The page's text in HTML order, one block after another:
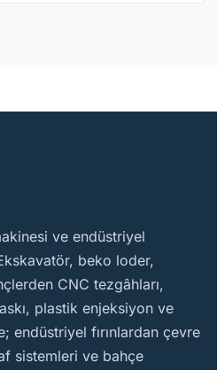
ve endüstriyel
beko loder,
CNC tezgâhları,
plastik enjeksiyon ve
endüstriyel fırınlardan çevre
sistemleri ve bahçe